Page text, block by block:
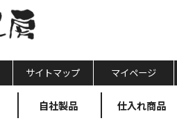
サイトマップ マイページ
自社製品 仕入れ商品